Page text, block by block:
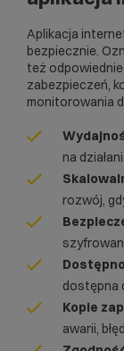
Aplikacja
bezpiecznie.
też
zabezpieczeń,
monitorowania
na
rozwój,
dostępna
Kopie
awarii,